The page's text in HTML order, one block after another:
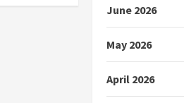
June 2026
May 2026
April 2026